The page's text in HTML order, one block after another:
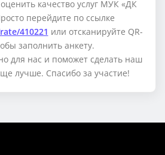
качество услуг МУК «ДК
перейдите по ссылке
410221 или отсканируйте QR-
заполнить анкету.
для нас и поможет сделать наш
лучше. Спасибо за участие!